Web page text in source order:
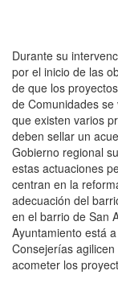
Durante su
por el inicio de las
de que los
de Comunidades
que existen varios
deben sellar un
Gobierno regional
estas actuaciones
centran en la
adecuación del
en el barrio de San
Ayuntamiento está
Consejerías
acometer los